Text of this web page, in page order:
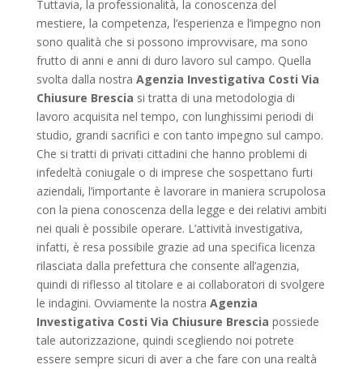
Tuttavia, la professionalità, la conoscenza del
mestiere, la competenza, l’esperienza e l’impegno non
sono qualità che si possono improvvisare, ma sono
frutto di anni e anni di duro lavoro sul campo. Quella
svolta dalla nostra Agenzia Investigativa Costi Via
Chiusure Brescia si tratta di una metodologia di
lavoro acquisita nel tempo, con lunghissimi periodi di
studio, grandi sacrifici e con tanto impegno sul campo.
Che si tratti di privati cittadini che hanno problemi di
infedeltà coniugale o di imprese che sospettano furti
aziendali, l’importante è lavorare in maniera scrupolosa
con la piena conoscenza della legge e dei relativi ambiti
nei quali è possibile operare. L’attività investigativa,
infatti, è resa possibile grazie ad una specifica licenza
rilasciata dalla prefettura che consente all’agenzia,
quindi di riflesso al titolare e ai collaboratori di svolgere
le indagini. Ovviamente la nostra Agenzia
Investigativa Costi Via Chiusure Brescia possiede
tale autorizzazione, quindi scegliendo noi potrete
essere sempre sicuri di aver a che fare con una realtà